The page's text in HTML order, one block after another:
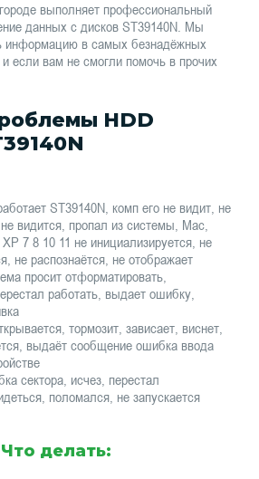
выполняет профессиональный
данных с дисков ST39140N. Мы
информацию в самых безнадёжных
если вам не смогли помочь в прочих
HDD
ST39140N, комп его не видит, не
видится, пропал из системы, Mac,
7 8 10 11 не инициализируется, не
не распознаётся, не отображает
просит отформатировать,
работать, выдает ошибку,
тормозит, зависает, виснет,
выдаёт сообщение ошибка ввода
сектора, исчез, перестал
поломался, не запускается
Что делать: